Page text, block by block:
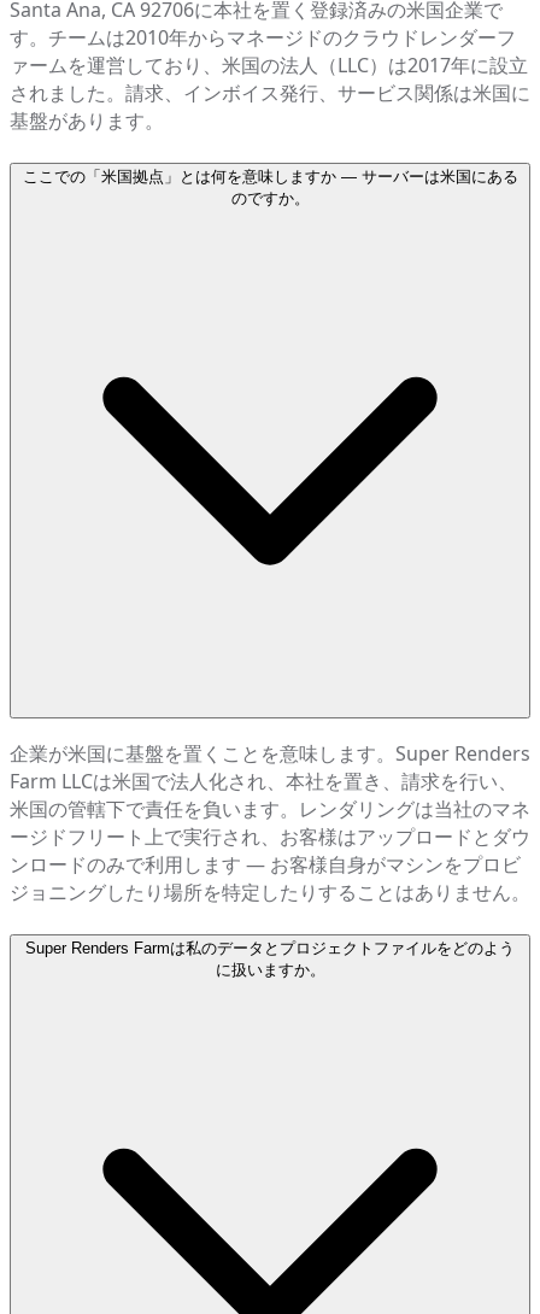
Santa Ana, CA 92706に本社を置く登録済みの米国企業で
す。チームは2010年からマネージドのクラウドレンダーフ
ァームを運営しており、米国の法人（LLC）は2017年に設立
されました。請求、インボイス発行、サービス関係は米国に
基盤があります。
ここでの「米国拠点」とは何を意味しますか — サーバーは米国にある
のですか。
企業が米国に基盤を置くことを意味します。Super Renders
Farm LLCは米国で法人化され、本社を置き、請求を行い、
米国の管轄下で責任を負います。レンダリングは当社のマネ
ージドフリート上で実行され、お客様はアップロードとダウ
ンロードのみで利用します — お客様自身がマシンをプロビ
ジョニングしたり場所を特定したりすることはありません。
Super Renders Farmは私のデータとプロジェクトファイルをどのよう
に扱いますか。